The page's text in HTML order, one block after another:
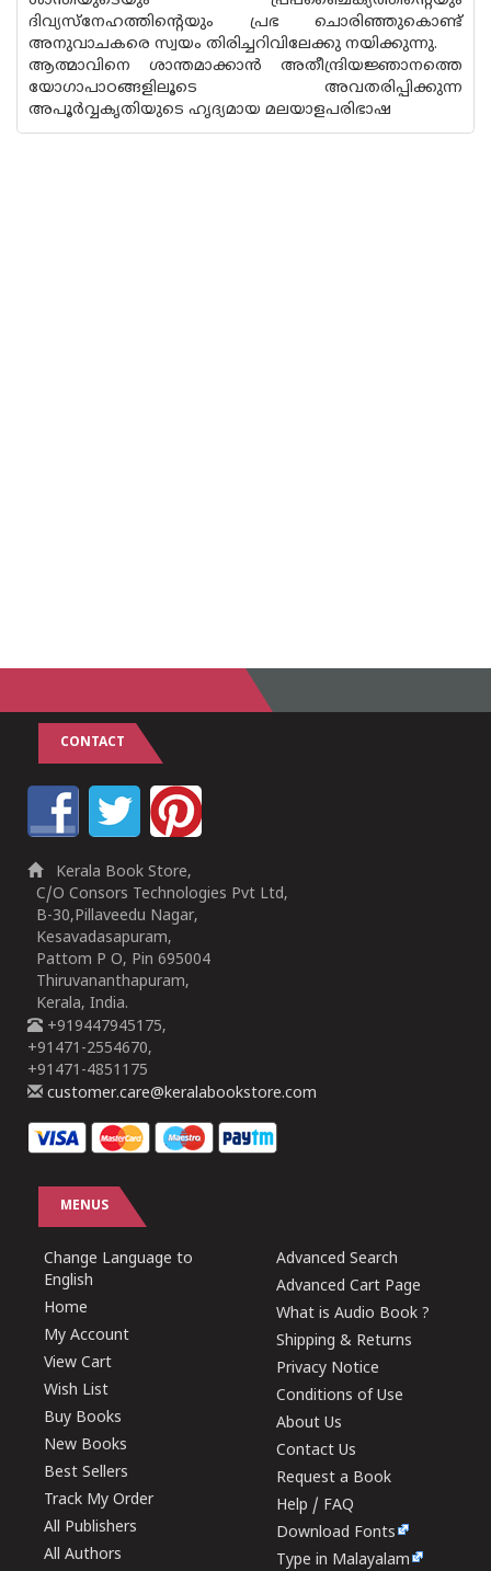
ദിവ്യസ്‌നേഹത്തിന്റെയും പ്രഭ ചൊരിഞ്ഞുകൊണ്ട്
അനുവാചകരെ സ്വയം തിരിച്ചറിവിലേക്കു നയിക്കുന്നു.
ആത്മാവിനെ ശാന്തമാക്കാന്‍ അതീന്ദ്രിയജ്ഞാനത്തെ
യോഗാപാഠങ്ങളിലൂടെ അവതരിപ്പിക്കുന്ന
അപൂര്‍വ്വകൃതിയുടെ ഹൃദ്യമായ മലയാളപരിഭാഷ
CONTACT
Kerala Book Store,
C/O Consors Technologies Pvt Ltd,
B-30,Pillaveedu Nagar,
Kesavadasapuram,
Pattom P O, Pin 695004
Thiruvananthapuram,
Kerala, India.
+919447945175,
+91471-2554670,
+91471-4851175
customer.care@keralabookstore.com
MENUS
Change Language to
English
Home
My Account
View Cart
Wish List
Buy Books
New Books
Best Sellers
Track My Order
All Publishers
All Authors
Advanced Search
Advanced Cart Page
What is Audio Book ?
Shipping & Returns
Privacy Notice
Conditions of Use
About Us
Contact Us
Request a Book
Help / FAQ
Download Fonts
Type in Malayalam